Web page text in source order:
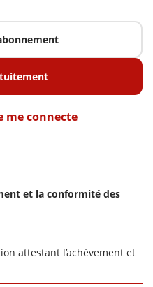
me connecte
et la conformité des
attestant l’achèvement et